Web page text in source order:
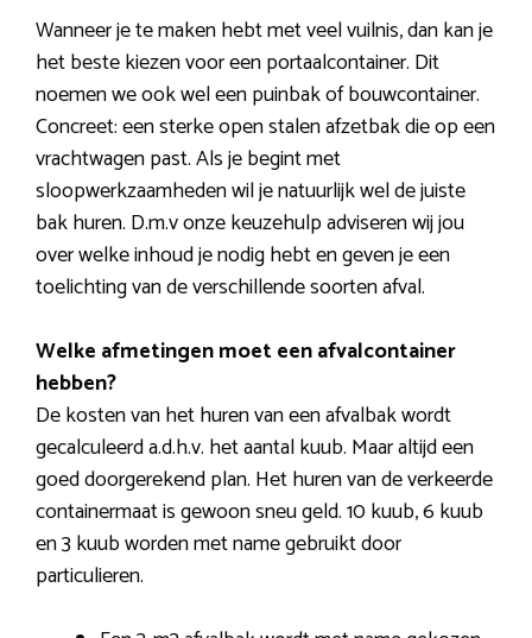
Wanneer je te maken hebt met veel vuilnis, dan kan je
het beste kiezen voor een portaalcontainer. Dit
noemen we ook wel een puinbak of bouwcontainer.
Concreet: een sterke open stalen afzetbak die op een
vrachtwagen past. Als je begint met
sloopwerkzaamheden wil je natuurlijk wel de juiste
bak huren. D.m.v onze keuzehulp adviseren wij jou
over welke inhoud je nodig hebt en geven je een
toelichting van de verschillende soorten afval.
Welke afmetingen moet een afvalcontainer
hebben?
De kosten van het huren van een afvalbak wordt
gecalculeerd a.d.h.v. het aantal kuub. Maar altijd een
goed doorgerekend plan. Het huren van de verkeerde
containermaat is gewoon sneu geld. 10 kuub, 6 kuub
en 3 kuub worden met name gebruikt door
particulieren.